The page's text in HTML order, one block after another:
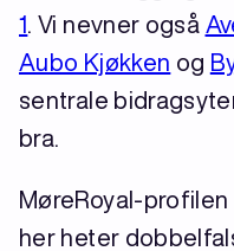
1 . Vi nevner også
Aubo Kjøkken og
sentrale
bra.
MøreRoyal-
her heter